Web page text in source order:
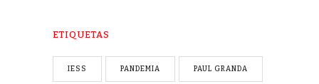
ETIQUETAS
IESS PANDEMIA PAUL GRANDA